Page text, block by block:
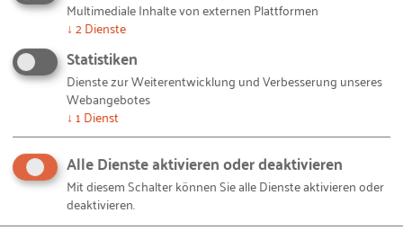
Wirtschaftsfördergesellschaft Märkisch-
Oderland mbH -
Durchführende Organisation:
Wirtschaftsfördergesellschaft Märkisch-Oderland
mbH
Projektstart:2008
Multimediale Inhalte von externen Plattformen
↓ 2Dienste
Statistiken
Dienste zur Weiterentwicklung und Verbesserung unseres
Webangebotes
↓ 1 Dienst
Alle Dienste aktivieren oder deaktivieren
Mit diesem Schalter können Sie alle Dienste aktivieren oder
deaktivieren.